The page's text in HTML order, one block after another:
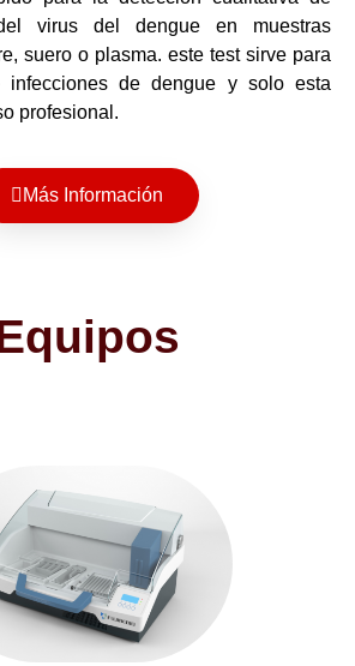
virus del dengue en muestras
suero o plasma. este test sirve para
infecciones de dengue y solo esta
profesional.
Más Información